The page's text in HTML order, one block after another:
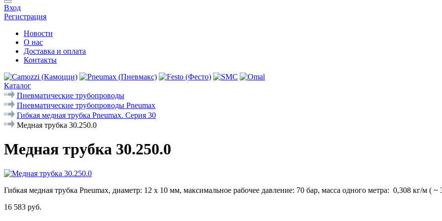
Вход
Регистрация
Новости
О нас
Доставка и оплата
Контакты
Каталог
Пневматические трубопроводы
Пневматические трубопроводы Pneumax
Гибкая медная трубка Pneumax. Серия 30
Медная трубка 30.250.0
Медная трубка 30.250.0
Гибкая медная трубка Pneumax, диаметр: 12 х 10 мм, максимальное рабочее давление: 70 бар, масса одного метра: 0,308 кг/м ( ~
16 583 руб.